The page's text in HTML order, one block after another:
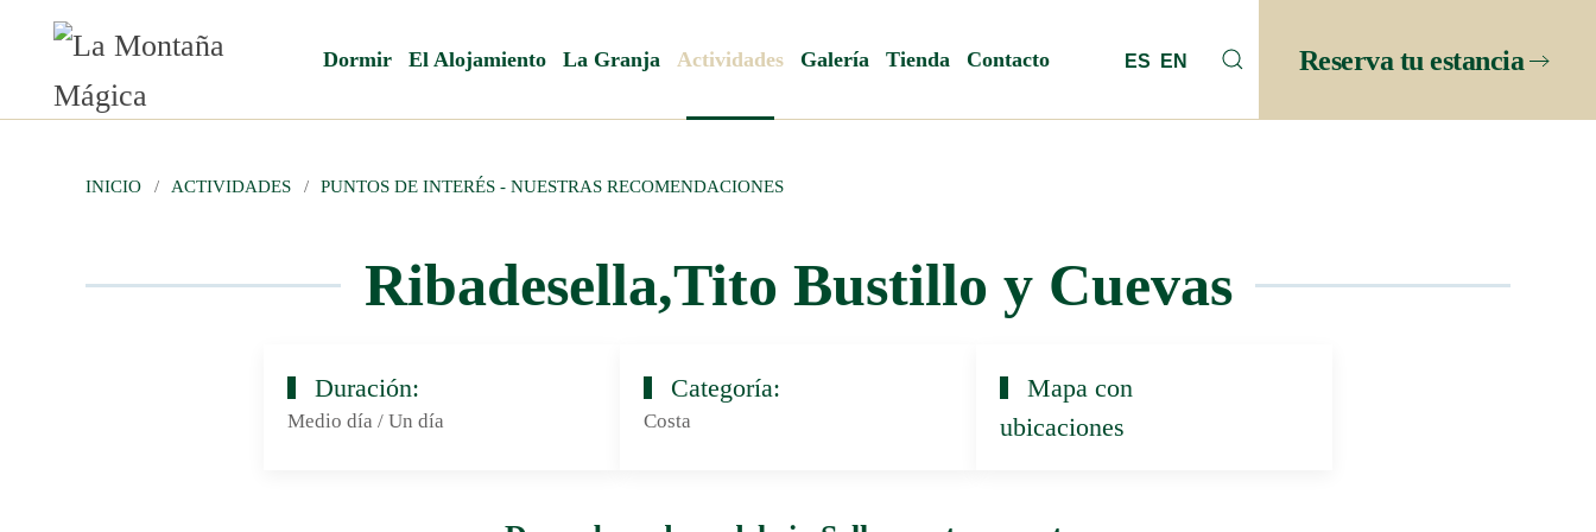
Dormir El Alojamiento La Granja Actividades Galería Tienda Contacto ES EN Reserva tu estancia
INICIO ACTIVIDADES PUNTOS DE INTERÉS - NUESTRAS RECOMENDACIONES
Ribadesella,Tito Bustillo y Cuevas
Duración:
Medio día / Un día
Categoría:
Costa
Mapa con
ubicaciones